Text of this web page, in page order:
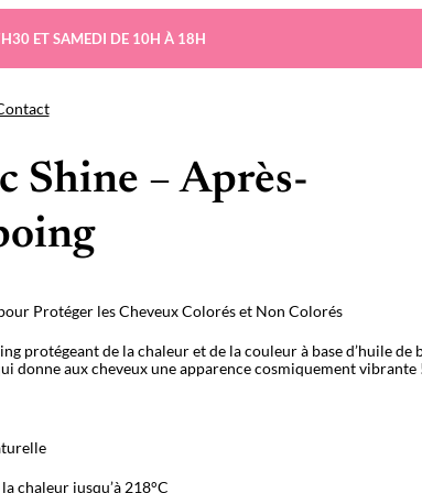
ET SAMEDI DE 10H À 18H
Shine – Après-
Protéger les Cheveux Colorés et Non Colorés
protégeant de la chaleur et de la couleur à base d’huile de
donne aux cheveux une apparence cosmiquement vibrante
chaleur jusqu’à 218°C